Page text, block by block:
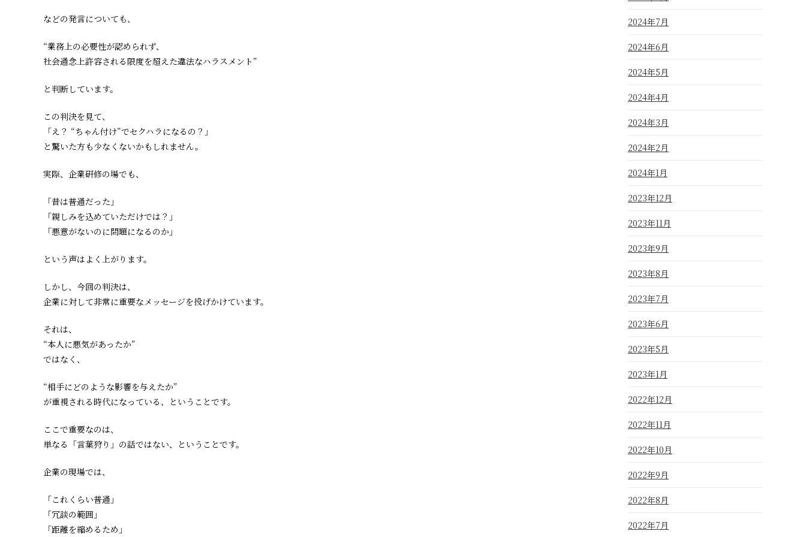
などの発言についても、
“業務上の必要性が認められず、
社会通念上許容される限度を超えた違法なハラスメント”
と判断しています。
この判決を見て、
「え？ “ちゃん付け”でセクハラになるの？」
と驚いた方も少なくないかもしれません。
実際、企業研修の場でも、
「昔は普通だった」
「親しみを込めていただけでは？」
「悪意がないのに問題になるのか」
という声はよく上がります。
しかし、今回の判決は、
企業に対して非常に重要なメッセージを投げかけています。
それは、
“本人に悪気があったか”
ではなく、
“相手にどのような影響を与えたか”
が重視される時代になっている、ということです。
ここで重要なのは、
単なる「言葉狩り」の話ではない、ということです。
企業の現場では、
「これくらい普通」
「冗談の範囲」
「距離を縮めるため」
2024年7月
2024年6月
2024年5月
2024年4月
2024年3月
2024年2月
2024年1月
2023年12月
2023年11月
2023年9月
2023年8月
2023年7月
2023年6月
2023年5月
2023年1月
2022年12月
2022年11月
2022年10月
2022年9月
2022年8月
2022年7月